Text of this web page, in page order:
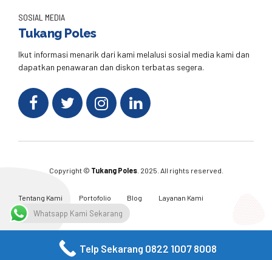
SOSIAL MEDIA
Tukang Poles
Ikut informasi menarik dari kami melalusi sosial media kami dan
dapatkan penawaran dan diskon terbatas segera.
Copyright © Tukang Poles. 2025. All rights reserved.
Tentang Kami Portofolio Blog
Layanan Kami
Kontak Kami
Facebook Twitter Instagram Email
Whatsapp Kami Sekarang
Telp Sekarang 0822 1007 8008